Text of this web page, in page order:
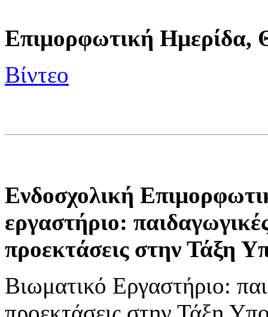
Επιμορφωτική Ημερίδα,
Βίντεο
Ενδοσχολική
εργαστήριο:
προεκτάσεις στην Τάξη
Βιωματικό Εργαστήριο: